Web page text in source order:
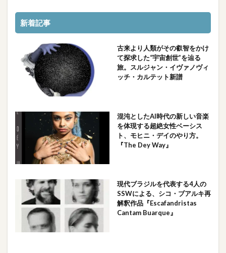
新着記事
古来より人類がその叡智をかけ
て探求した“宇宙創世”を辿る
旅。スルジャン・イヴァノヴィ
ッチ・カルテット新譜
混沌としたAI時代の新しい音楽
を体現する超絶女性ベーシス
ト、モヒニ・デイのやり方。
『The Dey Way』
現代ブラジルを代表する4人の
SSWによる、シコ・ブアルキ再
解釈作品『Escafandristas
Cantam Buarque』